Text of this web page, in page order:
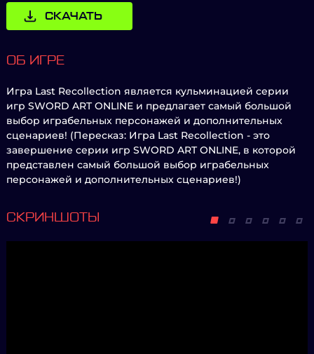
СКАЧАТЬ
ОБ ИГРЕ
Игра Last Recollection является кульминацией серии
игр SWORD ART ONLINE и предлагает самый большой
выбор играбельных персонажей и дополнительных
сценариев! (Пересказ: Игра Last Recollection - это
завершение серии игр SWORD ART ONLINE, в которой
представлен самый большой выбор играбельных
персонажей и дополнительных сценариев!)
СКРИНШОТЫ